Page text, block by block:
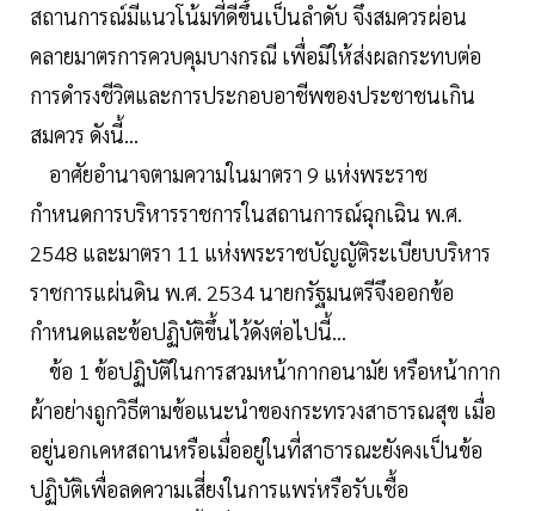
สถานการณ์มีแนวโน้มที่ดีขึ้นเป็นลำดับ จึงสมควรผ่อน
คลายมาตรการควบคุมบางกรณี เพื่อมิให้ส่งผลกระทบต่อ
การดำรงชีวิตและการประกอบอาชีพของประชาชนเกิน
สมควร ดังนี้...
อาศัยอำนาจตามความในมาตรา 9 แห่งพระราช
กำหนดการบริหารราชการในสถานการณ์ฉุกเฉิน พ.ศ.
2548 และมาตรา 11 แห่งพระราชบัญญัติระเบียบบริหาร
ราชการแผ่นดิน พ.ศ. 2534 นายกรัฐมนตรีจึงออกข้อ
กำหนดและข้อปฏิบัติขึ้นไว้ดังต่อไปนี้...
ข้อ 1 ข้อปฏิบัติในการสวมหน้ากากอนามัย หรือหน้ากาก
ผ้าอย่างถูกวิธีตามข้อแนะนำของกระทรวงสาธารณสุข เมื่อ
อยู่นอกเคหสถานหรือเมื่ออยู่ในที่สาธารณะยังคงเป็นข้อ
ปฏิบัติเพื่อลดความเสี่ยงในการแพร่หรือรับเชื้อ